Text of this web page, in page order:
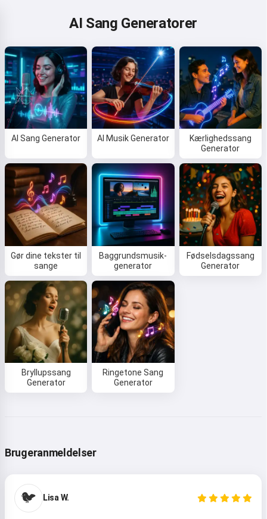
AI Sang Generatorer
AI Sang Generator AI Musik Generator
Kærlighedssang
Generator
Gør dine tekster til
sange
Baggrundsmusik-
generator
Fødselsdagssang
Generator
Bryllupssang
Generator
Ringetone Sang
Generator
Brugeranmeldelser
🐦 Lisa W.